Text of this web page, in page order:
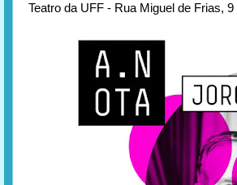
Teatro da UFF - Rua Miguel de Frias,